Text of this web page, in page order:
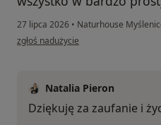
27 lipca 2026 • Naturhouse
w opinii użytkownika Anna
zgłoś nadużycie
Natalia Pieron
Dziękuję za zaufanie i